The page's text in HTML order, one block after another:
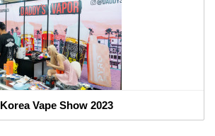
Korea Vape Show 2023